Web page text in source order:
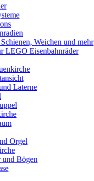
Weichen und mehr
LEGO Eisenbahnräder
Laterne
Orgel
und Bögen